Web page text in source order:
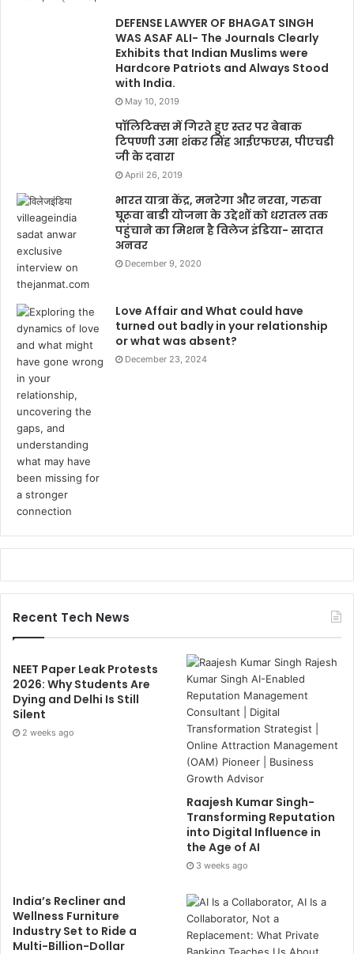
DEFENSE LAWYER OF BHAGAT SINGH
WAS ASAF ALI- The Journals Clearly
Exhibits that Indian Muslims were
Hardcore Patriots and Always Stood
with India.
May 10, 2019
पॉलिटिक्स में गिरते हुए स्तर पर बेबाक
टिपण्णी उमा शंकर सिंह आईएफएस, पीएचडी
जी के दवारा
April 26, 2019
भारत यात्रा केंद्र, मनरेगा और नरवा, गरुवा
घूरूवा बाडी योजना के उद्देशों को धरातल तक
पहुंचाने का मिशन है विलेज इंडिया- सादात
अनवर
December 9, 2020
Love Affair and What could have
turned out badly in your relationship
or what was absent?
December 23, 2024
Recent Tech News
NEET Paper Leak Protests
2026: Why Students Are
Dying and Delhi Is Still
Silent
2 weeks ago
Raajesh Kumar Singh-
Transforming Reputation
into Digital Influence in
the Age of AI
3 weeks ago
India’s Recliner and
Wellness Furniture
Industry Set to Ride a
Multi-Billion-Dollar